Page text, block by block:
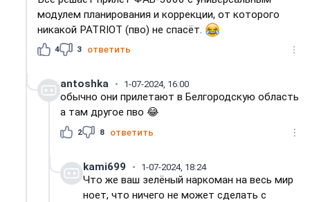
модулем планирования и коррекции, от которого
никакой PATRIOT (пво) не спасёт.
4 3 ответить
antoshka 1-07-2024, 16:00
обычно они прилетают в Белгородскую область
а там другое пво 😂
2 8 ответить
kami699 1-07-2024, 18:24
Что же ваш зелёный наркоман на весь мир
ноет, что ничего не может сделать с